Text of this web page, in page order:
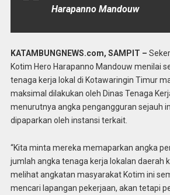
Harapanno Mandouw
KATAMBUNGNEWS.com, SAMPIT –
Kotim Hero Harapanno Mandouw menilai
tenaga kerja lokal di Kotawaringin Timur
maksimal dilakukan oleh Dinas Tenaga
menurutnya angka pengangguran sejauh
dipaparkan oleh instansi terkait.
“Kita minta mereka memaparkan angka
jumlah angka tenaga kerja lokalan daerah
melihat angkatan masyarakat Kotim ini
mencari lapangan pekerjaan, akan tetapi